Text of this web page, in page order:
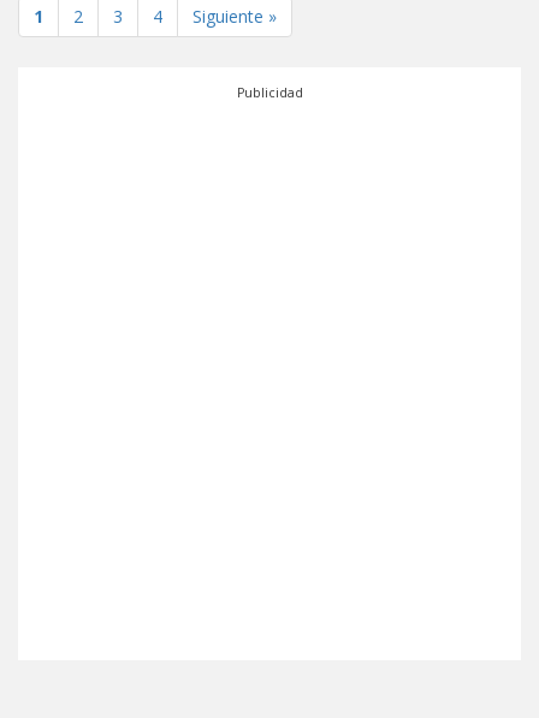
1 2 3 4 Siguiente »
Publicidad